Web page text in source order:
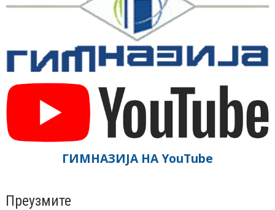
ГИМНАЗИЈА НА YouTube
Преузмите